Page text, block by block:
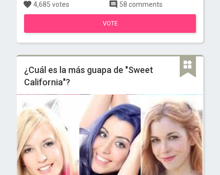
4,685 votes 58 comments
VOTE
¿Cuál es la más guapa de "Sweet
California"?